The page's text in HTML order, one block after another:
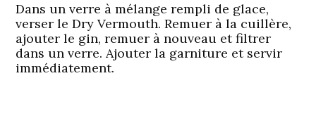
Dans un verre à mélange rempli de glace,
verser le Dry Vermouth. Remuer à la cuillère,
ajouter le gin, remuer à nouveau et filtrer
dans un verre. Ajouter la garniture et servir
immédiatement.